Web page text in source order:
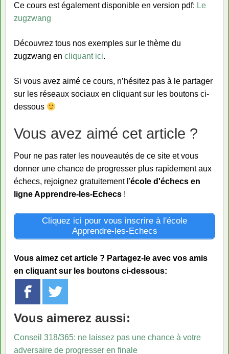
Ce cours est également disponible en version pdf: Le
zugzwang
Découvrez tous nos exemples sur le thème du
zugzwang en cliquant ici.
Si vous avez aimé ce cours, n’hésitez pas à le partager
sur les réseaux sociaux en cliquant sur les boutons ci-
dessous
Vous avez aimé cet article ?
Pour ne pas rater les nouveautés de ce site et vous
donner une chance de progresser plus rapidement aux
échecs, rejoignez gratuitement l'école d'échecs en
ligne Apprendre-les-Echecs !
Cliquez ici pour vous inscrire à l'école
Apprendre-les-Echecs
Vous aimez cet article ? Partagez-le avec vos amis
en cliquant sur les boutons ci-dessous:
Vous aimerez aussi:
Conseil 318/365: ne laissez pas une chance à votre
adversaire de progresser en finale